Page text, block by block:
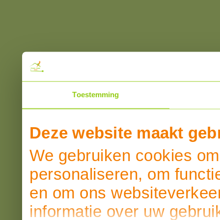
Toestemming
Deze website maakt
We gebruiken cookies
personaliseren, om
en om ons
informatie over uw